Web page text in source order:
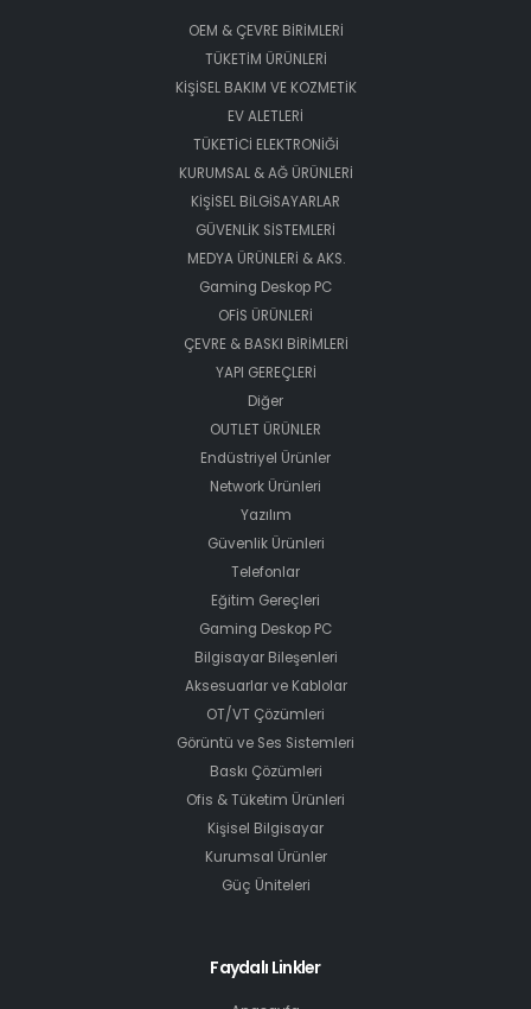
OEM & ÇEVRE BİRİMLERİ
TÜKETİM ÜRÜNLERİ
KİŞİSEL BAKIM VE KOZMETİK
EV ALETLERİ
TÜKETİCİ ELEKTRONİĞİ
KURUMSAL & AĞ ÜRÜNLERİ
KİŞİSEL BİLGİSAYARLAR
GÜVENLİK SİSTEMLERİ
MEDYA ÜRÜNLERİ & AKS.
Gaming Deskop PC
OFİS ÜRÜNLERİ
ÇEVRE & BASKI BİRİMLERİ
YAPI GEREÇLERİ
Diğer
OUTLET ÜRÜNLER
Endüstriyel Ürünler
Network Ürünleri
Yazılım
Güvenlik Ürünleri
Telefonlar
Eğitim Gereçleri
Gaming Deskop PC
Bilgisayar Bileşenleri
Aksesuarlar ve Kablolar
OT/VT Çözümleri
Görüntü ve Ses Sistemleri
Baskı Çözümleri
Ofis & Tüketim Ürünleri
Kişisel Bilgisayar
Kurumsal Ürünler
Güç Üniteleri
Faydalı Linkler